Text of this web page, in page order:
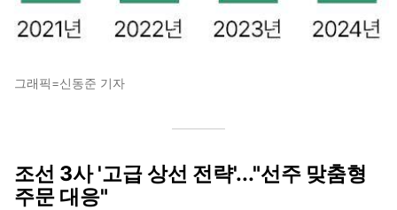
그래픽=신동준 기자
조선 3사 '고급 상선 전략'..."선주 맞춤형
주문 대응"